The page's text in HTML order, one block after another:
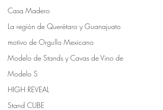
Casa Madero
La región de Querétaro y Guanajuato
motivo de Orgullo Mexicano
Modelo de Stands y Cavas de Vino de
Modelo S
HIGH REVEAL
Stand CUBE